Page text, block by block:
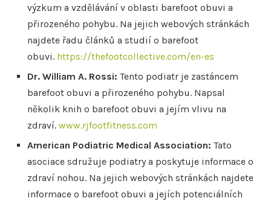
výzkum a vzdělávání v oblasti barefoot obuvi a
přirozeného pohybu. Na jejich webových stránkách
najdete řadu článků a studií o barefoot
obuvi. https://thefootcollective.com/en-es
Dr. William A. Rossi: Tento podiatr je zastáncem
barefoot obuvi a přirozeného pohybu. Napsal
několik knih o barefoot obuvi a jejím vlivu na
zdraví. www.rjfootfitness.com
American Podiatric Medical Association: Tato
asociace sdružuje podiatry a poskytuje informace o
zdraví nohou. Na jejich webových stránkách najdete
informace o barefoot obuvi a jejích potenciálních